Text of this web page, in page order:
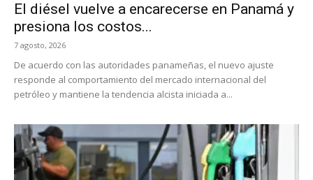
El diésel vuelve a encarecerse en Panamá y
presiona los costos...
7 agosto, 2026
De acuerdo con las autoridades panameñas, el nuevo ajuste
responde al comportamiento del mercado internacional del
petróleo y mantiene la tendencia alcista iniciada a...